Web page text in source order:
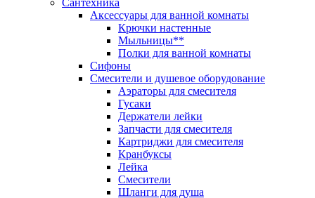
Сантехника
Аксессуары для ванной комнаты
Крючки настенные
Мыльницы**
Полки для ванной комнаты
Сифоны
Смесители и душевое оборудование
Аэраторы для смесителя
Гусаки
Держатели лейки
Запчасти для смесителя
Картриджи для смесителя
Кранбуксы
Лейка
Смесители
Шланги для душа